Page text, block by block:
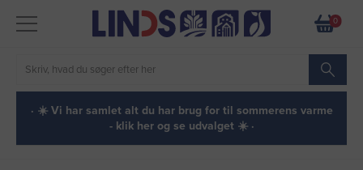
0
· ☀️ Vi har samlet alt du har brug for til sommerens varme
- klik her og se udvalget ☀️ ·